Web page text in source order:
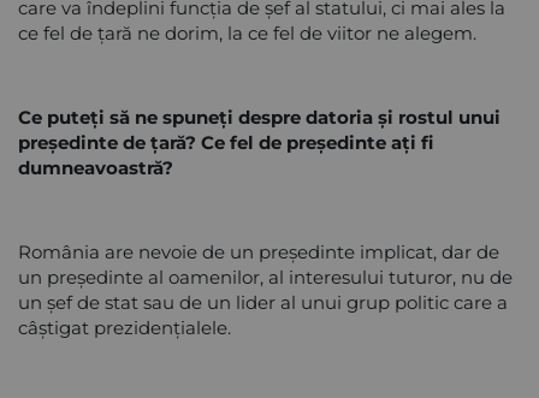
care va îndeplini funcția de șef al statului, ci mai ales la
ce fel de țară ne dorim, la ce fel de viitor ne alegem.
Ce puteți să ne spuneți despre datoria și rostul unui
președinte de țară? Ce fel de președinte ați fi
dumneavoastră?
România are nevoie de un președinte implicat, dar de
un președinte al oamenilor, al interesului tuturor, nu de
un șef de stat sau de un lider al unui grup politic care a
câștigat prezidențialele.